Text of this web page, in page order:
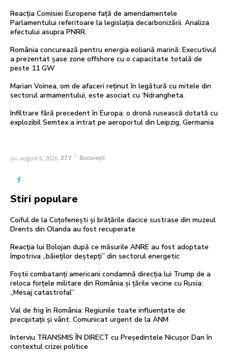
Reacția Comisiei Europene față de amendamentele
Parlamentului referitoare la legislația decarbonizării. Analiza
efectului asupra PNRR.
România concurează pentru energia eoliană marină: Executivul
a prezentat șase zone offshore cu o capacitate totală de
peste 11 GW
Marian Voinea, om de afaceri reținut în legătură cu mitele din
sectorul armamentului, este asociat cu ‘Ndrangheta.
Infiltrare fără precedent în Europa: o dronă rusească dotată cu
explozibil Semtex a intrat pe aeroportul din Leipzig, Germania
joi, august 6, 2026 27.7 C București
Stiri populare
Coiful de la Coțofenești și brățările dacice sustrase din muzeul
Drents din Olanda au fost recuperate
Reacția lui Bolojan după ce măsurile ANRE au fost adoptate
împotriva „băieților deștepți” din sectorul energetic
Foștii combatanți americani condamnă direcția lui Trump de a
reloca forțele militare din România și țările vecine cu Rusia:
„Mesaj catastrofal”
Val de frig în România: Regiunile toate influențate de
precipitații și vânt. Comunicat urgent de la ANM
Interviu TRANSMIS ÎN DIRECT cu Președintele Nicușor Dan în
contextul crizei politice